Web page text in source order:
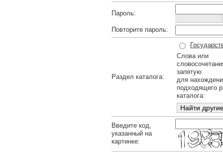
Пароль:
Повторите пароль:
Раздел каталога:
Слова или
запятую
для
подходящего
каталога:
Введите код,
указанный на
картинке: